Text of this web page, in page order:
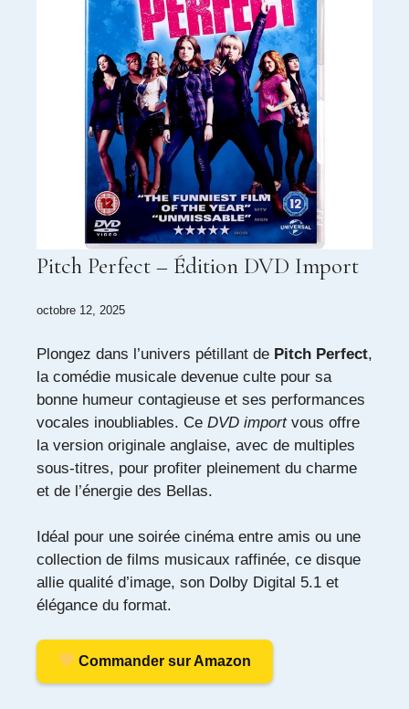
Pitch Perfect – Édition DVD Import
octobre 12, 2025
Plongez dans l’univers pétillant de Pitch Perfect,
la comédie musicale devenue culte pour sa
bonne humeur contagieuse et ses performances
vocales inoubliables. Ce DVD importvous offre
la version originale anglaise, avec de multiples
sous-titres, pour profiter pleinement du charme
et de l’énergie des Bellas.
Idéal pour une soirée cinéma entre amis ou une
collection de films musicaux raffinée, ce disque
allie qualité d’image, son Dolby Digital 5.1 et
élégance du format.
Commander sur Amazon